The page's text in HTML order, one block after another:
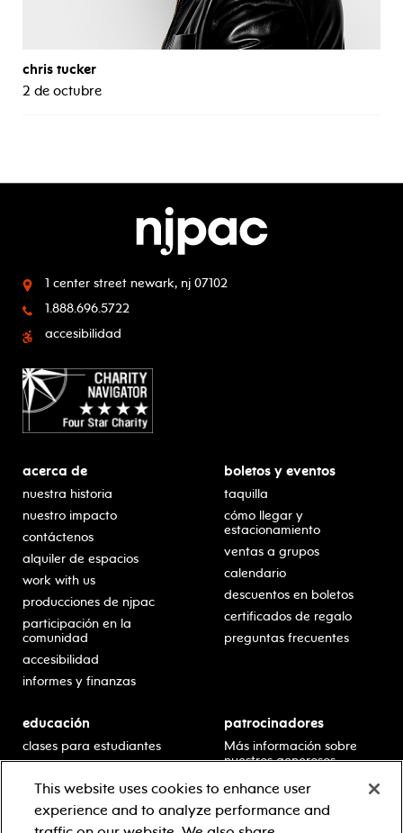
chris tucker
2 de octubre
1 center street newark, nj 07102
1.888.696.5722
accesibilidad
acerca de
nuestra historia
nuestro impacto
contáctenos
alquiler de espacios
work with us
producciones de njpac
participación en la
comunidad
accesibilidad
informes y finanzas
boletos y eventos
taquilla
cómo llegar y
estacionamiento
ventas a grupos
calendario
descuentos en boletos
certificados de regalo
preguntas frecuentes
educación
clases para estudiantes
escolar
residencias en escuelas
desarrollo profesional
patrocinadores
Más información sobre
nuestros generosos
This website uses cookies to enhance user
experience and to analyze performance and